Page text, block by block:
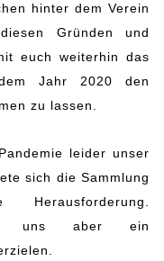
hinter dem Verein
Gründen und
euch weiterhin das
Jahr 2020 den
zu lassen.
leider unser
sich die Sammlung
uns aber ein